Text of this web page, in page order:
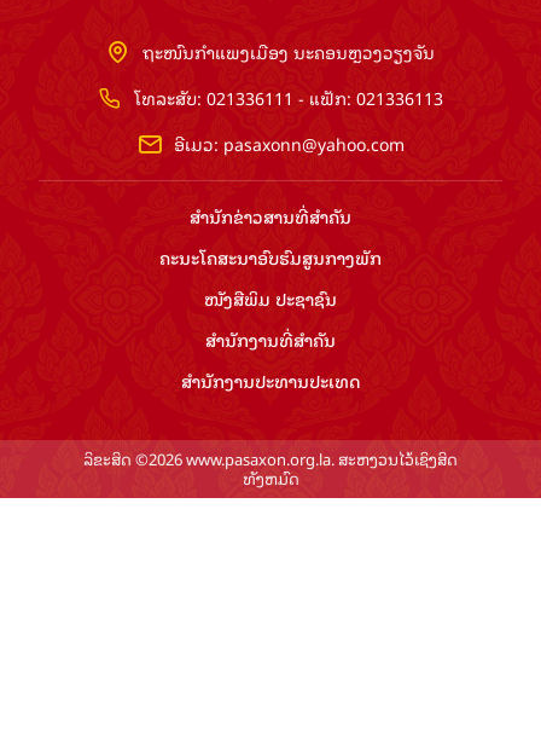
ຖະໜົນກຳແພງເມືອງ ນະຄອນຫຼວງວຽງຈັນ
ໂທລະສັບ: 021336111 - ແຟັກ: 021336113
ອີເມວ: pasaxonn@yahoo.com
ສຳ​ນັກ​ຂ່າວ​ສານ​ທີ່​ສຳ​ຄັນ​
ຄະນະໂຄສະນາອົບຮົມ​ສູນ​ກາງ​ພັກ
ໜັງສືພິມ ປະ​ຊາ​ຊົນ
ສຳ​ນັກ​ງານ​ທີ່​ສຳ​ຄັນ
ສຳ​ນັກ​ງານ​ປະ​ທານ​ປະ​ເທດ
ລິຂະສິດ ©2026 www.pasaxon.org.la. ສະຫງວນໄວ້ເຊິງສິດ
ທັງຫມົດ